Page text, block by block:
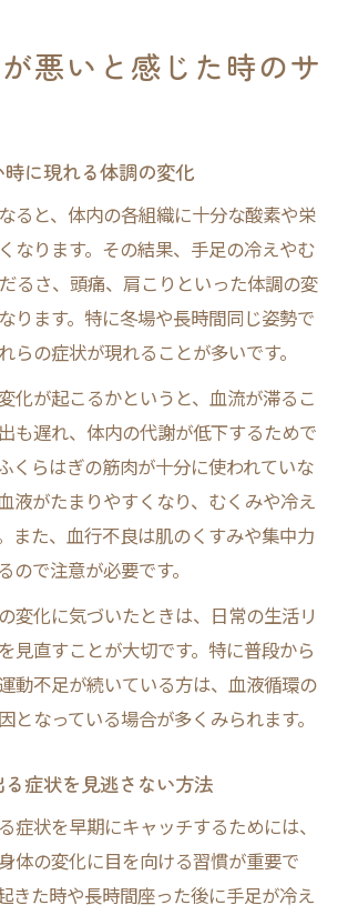
悪いと感じた時のサ
に現れる体調の変化
ると、体内の各組織に十分な酸素や栄
なります。その結果、手足の冷えやむ
るさ、頭痛、肩こりといった体調の変
ります。特に冬場や長時間同じ姿勢で
らの症状が現れることが多いです。
化が起こるかというと、血流が滞るこ
も遅れ、体内の代謝が低下するためで
くらはぎの筋肉が十分に使われていな
液がたまりやすくなり、むくみや冷え
また、血行不良は肌のくすみや集中力
ので注意が必要です。
変化に気づいたときは、日常の生活リ
見直すことが大切です。特に普段から
動不足が続いている方は、血液循環の
となっている場合が多くみられます。
症状を見逃さない方法
症状を早期にキャッチするためには、
体の変化に目を向ける習慣が重要で
きた時や長時間座った後に手足が冷え